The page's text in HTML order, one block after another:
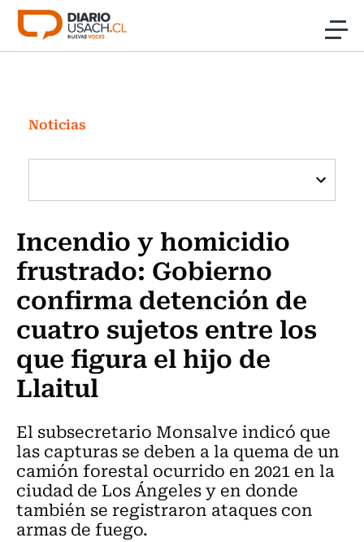
Click acá para ir directamente al contenido
Investigación
Cultura
Programas Radio y TV Usach
Noticias
Incendio y homicidio
frustrado: Gobierno
confirma detención de
cuatro sujetos entre los
que figura el hijo de
Llaitul
El subsecretario Monsalve indicó que
las capturas se deben a la quema de un
camión forestal ocurrido en 2021 en la
ciudad de Los Ángeles y en donde
también se registraron ataques con
armas de fuego.